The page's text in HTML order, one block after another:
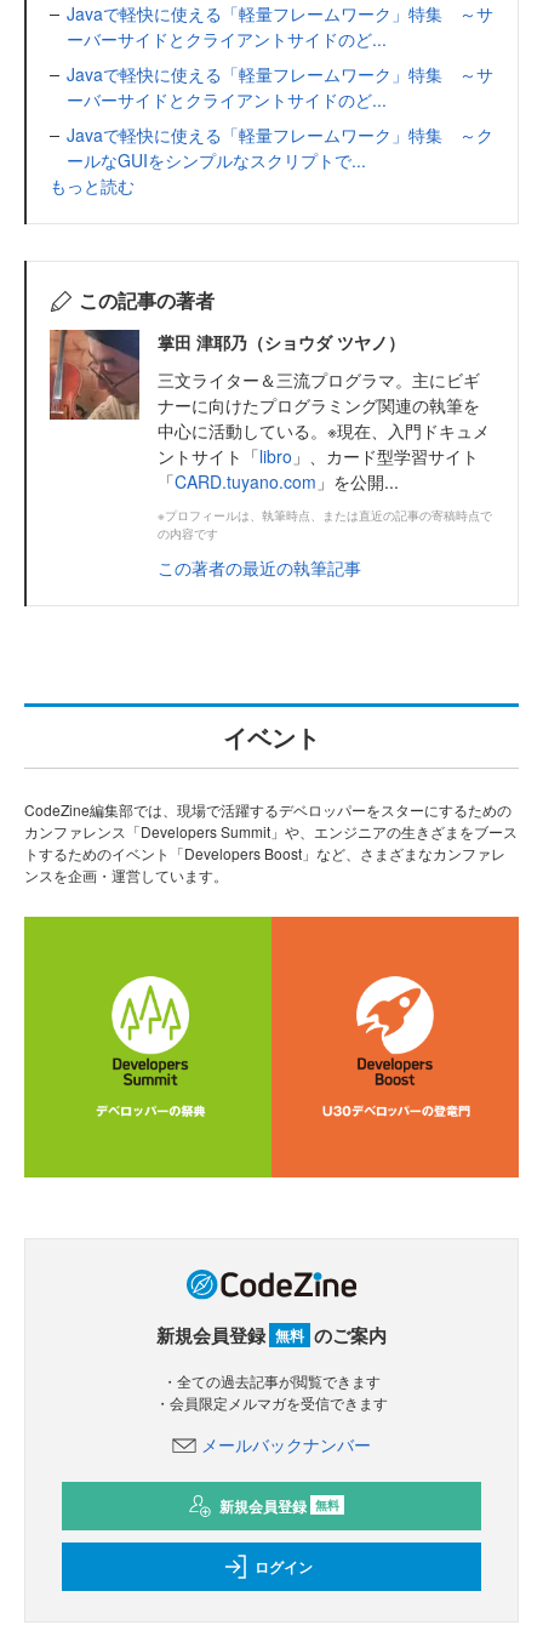
Javaで軽快に使える「軽量フレームワーク」特集 ～サ
ーバーサイドとクライアントサイドのど...
Javaで軽快に使える「軽量フレームワーク」特集 ～サ
ーバーサイドとクライアントサイドのど...
Javaで軽快に使える「軽量フレームワーク」特集 ～ク
ールなGUIをシンプルなスクリプトで...
もっと読む
この記事の著者
掌田 津耶乃（ショウダ ツヤノ）
三文ライター＆三流プログラマ。主にビギ
ナーに向けたプログラミング関連の執筆を
中心に活動している。※現在、入門ドキュメ
ントサイト「libro 」、カード型学習サイト
「CARD.tuyano.com 」を公開...
※プロフィールは、執筆時点、または直近の記事の寄稿時点で
の内容です
この著者の最近の執筆記事
イベント
CodeZine編集部では、現場で活躍するデベロッパーをスターにするための
カンファレンス「Developers Summit」や、エンジニアの生きざまをブース
トするためのイベント「Developers Boost」など、さまざまなカンファレ
ンスを企画・運営しています。
新規会員登録 無料 のご案内
・全ての過去記事が閲覧できます
・会員限定メルマガを受信できます
メールバックナンバー
新規会員登録 無料
ログイン